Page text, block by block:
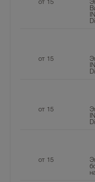
от 15
от 15
от 15
от 15